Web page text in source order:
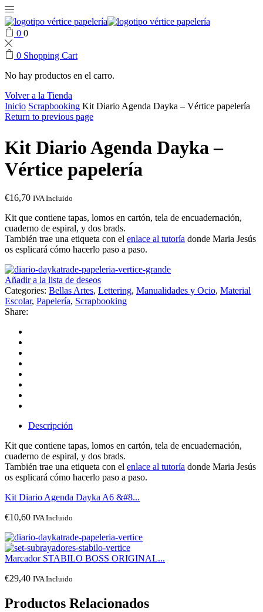
0 0
0 Shopping Cart
No hay productos en el carro.
Volver a la Tienda
Inicio Scrapbooking Kit Diario Agenda Dayka – Vértice papelería
Return to previous page
Kit Diario Agenda Dayka –
Vértice papelería
€16,70 IVA Incluido
Kit que contiene tapas, lomos en cartón, tela de encuadernación,
cuaderno de espiral, y dos brads.
También trae una etiqueta con el enlace al tutoría donde Maria Jesús
os esplicará cómo hacerlo paso a paso.
Añadir a la lista de deseos
Categories: Bellas Artes, Lettering, Manualidades y Ocio, Material
Escolar, Papelería, Scrapbooking
Share:
Descripción
Kit que contiene tapas, lomos en cartón, tela de encuadernación,
cuaderno de espiral, y dos brads.
También trae una etiqueta con el enlace al tutoría donde Maria Jesús
os esplicará cómo hacerlo paso a paso.
Kit Diario Agenda Dayka A6 &#8...
€10,60 IVA Incluido
Marcador STABILO BOSS ORIGINAL...
€29,40 IVA Incluido
Productos Relacionados